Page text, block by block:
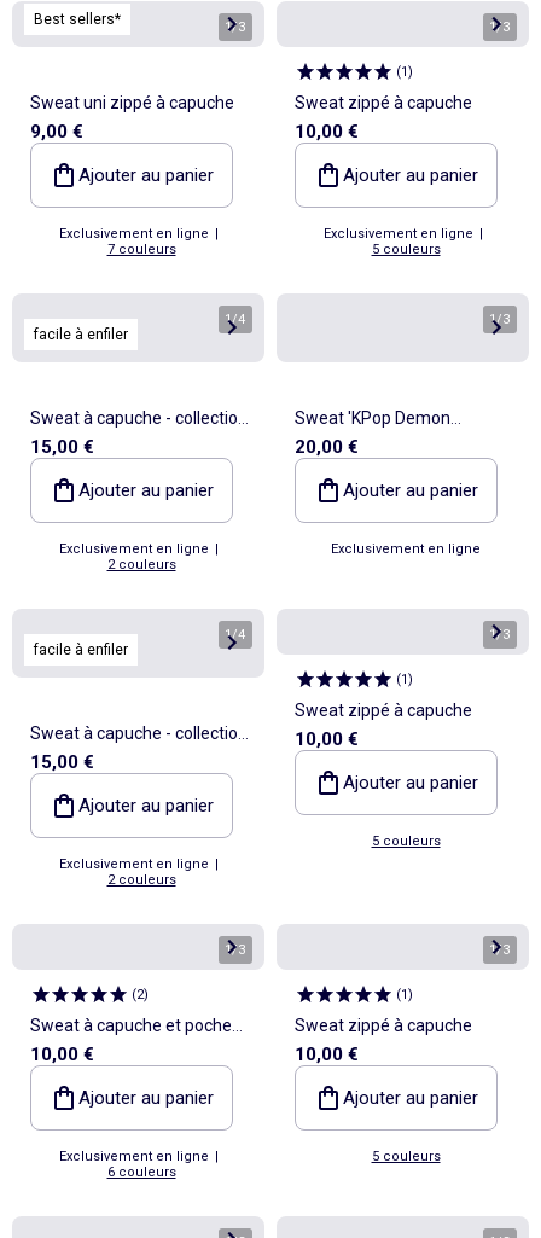
Best sellers* 1/3
Sweat uni zippé à capuche
9,00 €
Ajouter au panier
Exclusivement en ligne |
7 couleurs
1/3
(1)
Sweat zippé à capuche
10,00 €
Ajouter au panier
Exclusivement en ligne |
5 couleurs
facile à enfiler
1/4
Sweat à capuche - collection
facile à enfiler
15,00 €
Ajouter au panier
Exclusivement en ligne |
2 couleurs
1/3
Sweat 'KPop Demon
Hunters' à manches longues
20,00 €
Ajouter au panier
Exclusivement en ligne
facile à enfiler
1/4
Sweat à capuche - collection
facile à enfiler
15,00 €
Ajouter au panier
Exclusivement en ligne |
2 couleurs
1/3
(1)
Sweat zippé à capuche
10,00 €
Ajouter au panier
5 couleurs
1/3
(2)
Sweat à capuche et poche
kangourou
10,00 €
Ajouter au panier
Exclusivement en ligne |
6 couleurs
1/3
(1)
Sweat zippé à capuche
10,00 €
Ajouter au panier
5 couleurs